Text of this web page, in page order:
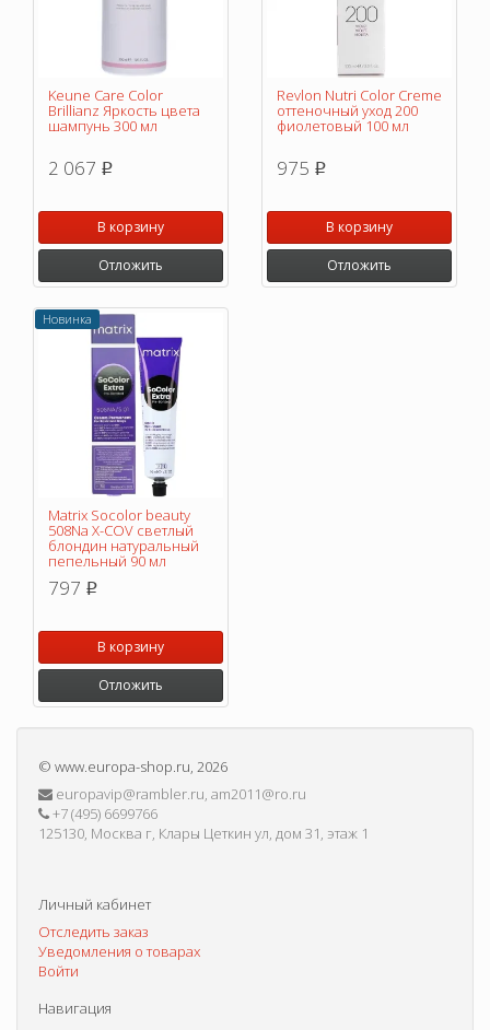
Keune Care Color
Brillianz Яркость цвета
шампунь 300 мл
2 067 p
В корзину
Отложить
Revlon Nutri Color Creme
оттеночный уход 200
фиолетовый 100 мл
975 p
В корзину
Отложить
Новинка
Matrix Socolor beauty
508Na X-COV светлый
блондин натуральный
пепельный 90 мл
797 p
В корзину
Отложить
© www.europa-shop.ru, 2026
europavip@rambler.ru, am2011@ro.ru
+7 (495) 6699766
125130, Москва г, Клары Цеткин ул, дом 31, этаж 1
Личный кабинет
Отследить заказ
Уведомления о товарах
Войти
Навигация